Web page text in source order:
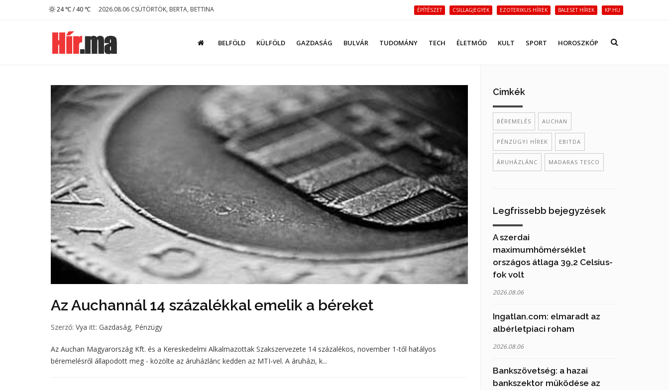
24 ℃ / 40 ℃ 2026.08.06 CSÜTÖRTÖK, BERTA, BETTINA ÉPÍTÉSZET CSILLAGJEGYEK EZOTERIKUS HÍREK BALESET HÍREK KP.HU
BELFÖLD KÜLFÖLD GAZDASÁG BULVÁR TUDOMÁNY TECH ÉLETMÓD KULT SPORT HOROSZKÓP
Az Auchannál 14 százalékkal emelik a béreket
Szerző: Vya itt: Gazdaság, Pénzügy
Az Auchan Magyarország Kft. és a Kereskedelmi Alkalmazottak Szakszervezete 14 százalékos, november 1-től hatályos
béremelésről állapodott meg - közölte az áruházlánc kedden az MTI-vel. A áruházi, k...
Cimkék
BÉREMELÉS AUCHAN
PÉNZÜGYI HÍREK EBITDA
ÁRUHÁZLÁNC MADARAS TESCO
Legfrissebb bejegyzések
A szerdai
maximumhőmérséklet
országos átlaga 39,2 Celsius-
fok volt
2026.08.06
Ingatlan.com: elmaradt az
albérletpiaci roham
2026.08.06
Bankszövetség: a hazai
bankszektor működése az